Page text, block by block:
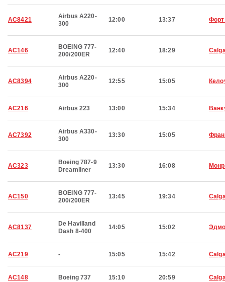
AC8421
Airbus A220-
300
12:00 13:37
AC146
BOEING 777-
200/200ER
12:40 18:29
AC8394
Airbus A220-
300
12:55 15:05
AC216 Airbus 223 13:00 15:34
AC7392
Airbus A330-
300
13:30 15:05
AC323
Boeing 787-9
Dreamliner
13:30 16:08
AC150
BOEING 777-
200/200ER
13:45 19:34
AC8137
De Havilland
Dash 8-400
14:05 15:02
AC219 - 15:05 15:42
AC148 Boeing 737 15:10 20:59